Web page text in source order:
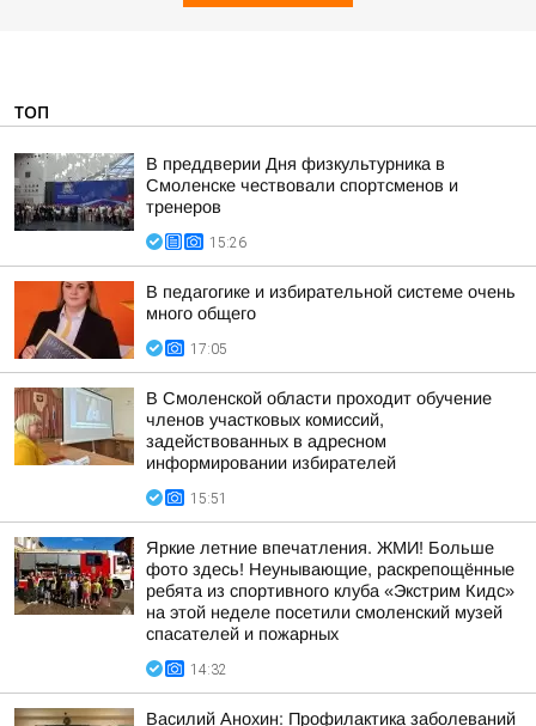
ТОП
В преддверии Дня физкультурника в
Смоленске чествовали спортсменов и
тренеров
15:26
В педагогике и избирательной системе очень
много общего
17:05
В Смоленской области проходит обучение
членов участковых комиссий,
задействованных в адресном
информировании избирателей
15:51
Яркие летние впечатления. ЖМИ! Больше
фото здесь! Неунывающие, раскрепощённые
ребята из спортивного клуба «Экстрим Кидс»
на этой неделе посетили смоленский музей
спасателей и пожарных
14:32
Василий Анохин: Профилактика заболеваний